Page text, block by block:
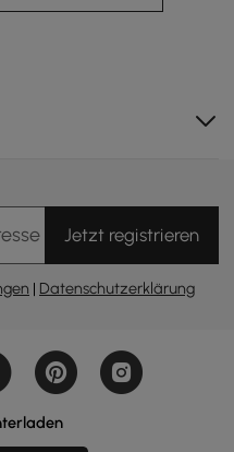
als auch eklektische
EinJetzt registrieren
| Datenschutzerklärung